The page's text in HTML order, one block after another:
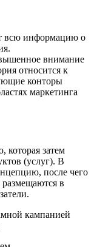
всю информацию о
внимание
относится к
конторы
маркетинга
которая затем
(услуг). В
после чего
размещаются в
кампанией